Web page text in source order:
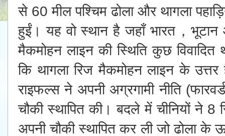
से 60 मील पश्चिम ढोला और थागला
हुईं। यह वो स्थान है जहाँ भारत，भूटान
मैकमोहन लाइन की स्थिति कुछ विवादित
कि थागला रिज मैकमोहन लाइन के
राइफल्स ने अपनी अग्रगामी नीति
चौकी स्थापित की। बदले में चीनियों ने 8
अपनी चौकी स्थापित कर ली जो ढोला के